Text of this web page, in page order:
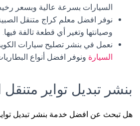
السيارات بسرعة عالية وبسعر
نوفر افضل معلم كراج متنقل
وصيانتها وتغير أي قطعة تالفة فيها.
نعمل في بنشر تصليح سيارات
السيارة ونوفر افضل أنواع
بنشر تبديل تواير متنقل
هل تبحث عن افضل خدمة بنشر تبديل